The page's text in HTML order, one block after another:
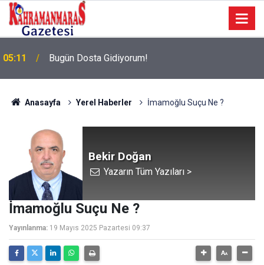
05:11 Bugün Dosta Gidiyorum!
Anasayfa Yerel Haberler İmamoğlu Suçu Ne ?
Bekir Doğan
Yazarın Tüm Yazıları >
İmamoğlu Suçu Ne ?
Yayınlanma: 19 Mayıs 2025 Pazartesi 09:37